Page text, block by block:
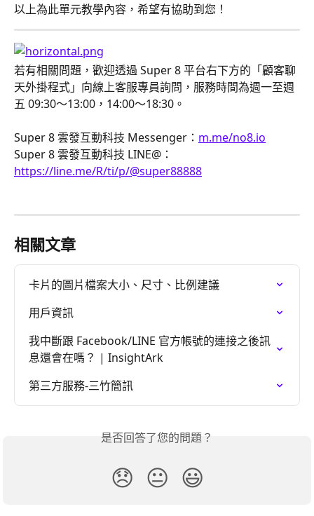
以上為此單元教學內容，希望有協助到您！
若有相關問題，歡迎透過 Super 8 平台右下方的「顧客聊
天外掛程式」向線上客服專員詢問，服務時間為週一至週
五 09:30～13:00，14:00～18:30。
Super 8 雲發互動科技 Messenger： m.me/no8.io
Super 8 雲發互動科技 LINE@：
https://line.me/R/ti/p/@super88888
相關文章
卡片的圖片檔案大小、尺寸、比例建議
用戶資訊
我中斷跟 Facebook/LINE 官方帳號的連接之後訊
息還會在嗎？ | InsightArk
第三方服務-三竹簡訊
是否回答了您的問題？
😞 😐 😃